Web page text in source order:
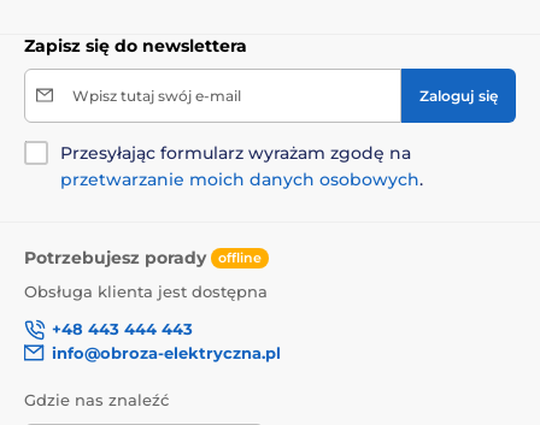
Zapisz się do newslettera
Wpisz tutaj swój e-mail Zaloguj się
Przesyłając formularz wyrażam zgodę na
przetwarzanie moich danych osobowych.
Potrzebujesz porady offline
Obsługa klienta jest dostępna
+48 443 444 443
info@obroza-elektryczna.pl
Gdzie nas znaleźć